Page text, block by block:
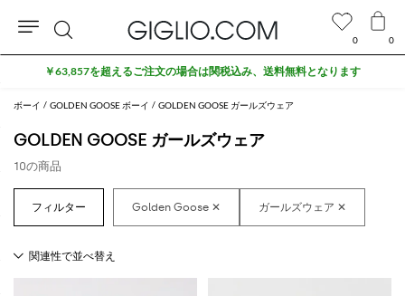
ボーイ GOLDEN GOOSE ボーイ GOLDEN GOOSE ガールズウェア
GOLDEN GOOSE ガールズウェア
10の商品
0 0
検
索
￥63,857を超えるご注文の場合は関税込み、送料無料となります